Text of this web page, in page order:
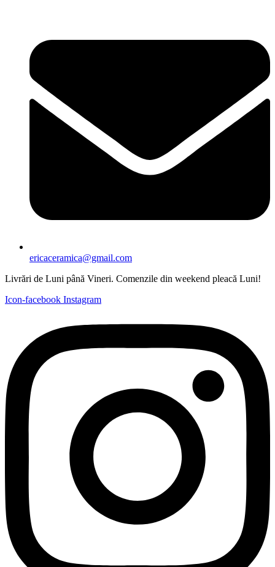
ericaceramica@gmail.com
Livrări de Luni până Vineri. Comenzile din weekend pleacă Luni!
Icon-facebook Instagram